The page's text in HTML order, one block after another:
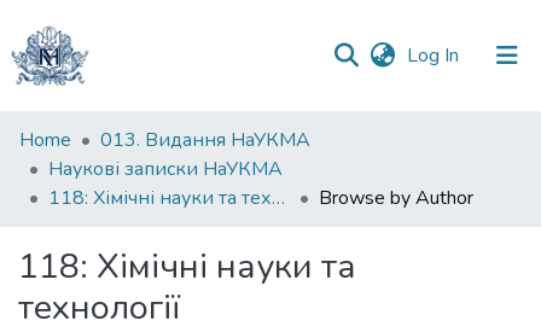
Log In (current)
Communities
&
Collections
Home
013. Видання НаУКМА
Наукові записки НаУКМА
118: Хімічні науки та технології
Browse by Author
118: Хімічні науки та
технології